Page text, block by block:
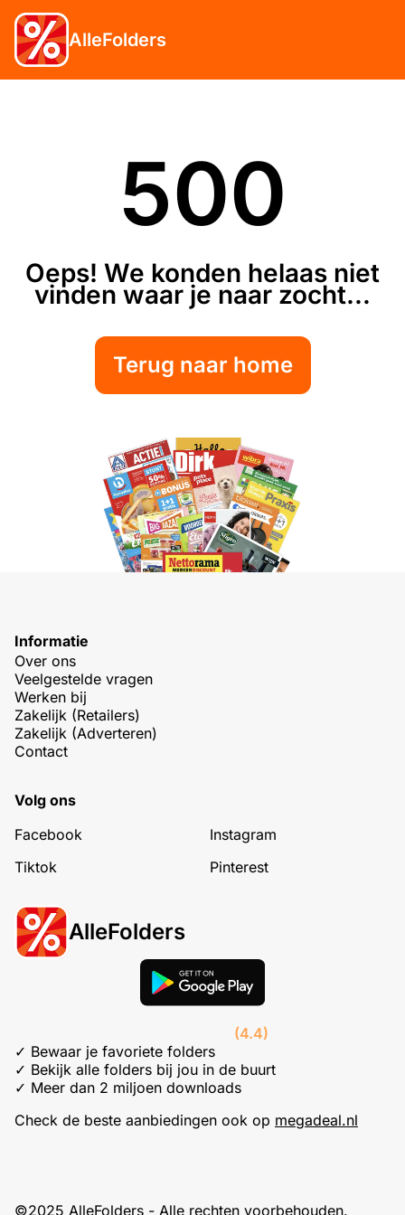
AlleFolders
500
Oeps! We konden helaas niet
vinden waar je naar zocht...
Terug naar home
Informatie
Over ons
Veelgestelde vragen
Werken bij
Zakelijk (Retailers)
Zakelijk (Adverteren)
Contact
Volg ons
Facebook
Instagram
Tiktok
Pinterest
AlleFolders
(4.4)
✓ Bewaar je favoriete folders
✓ Bekijk alle folders bij jou in de buurt
✓ Meer dan 2 miljoen downloads
Check de beste aanbiedingen ook op megadeal.nl
©2025 AlleFolders - Alle rechten voorbehouden.